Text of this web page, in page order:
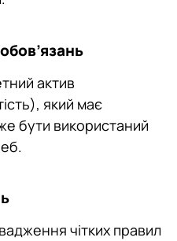
актив
який має
бути використаний
чітких правил